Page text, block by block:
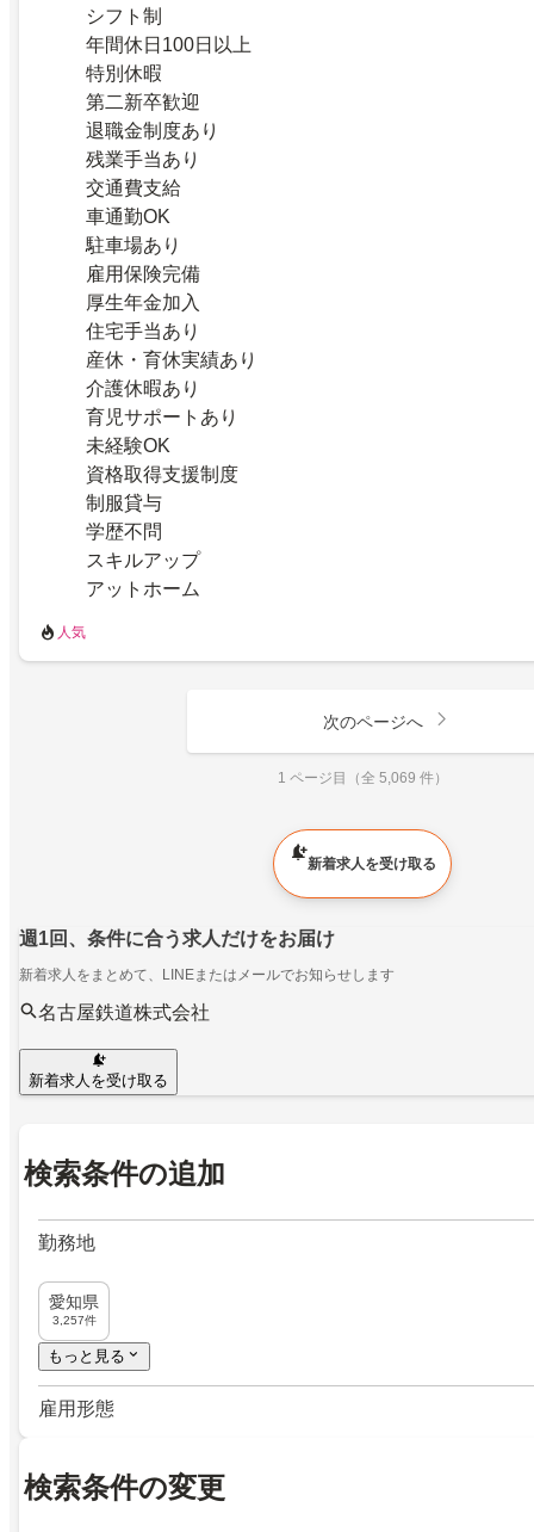
シフト制
年間休日100日以上
特別休暇
第二新卒歓迎
退職金制度あり
残業手当あり
交通費支給
車通勤OK
駐車場あり
雇用保険完備
厚生年金加入
住宅手当あり
産休・育休実績あり
介護休暇あり
育児サポートあり
未経験OK
資格取得支援制度
制服貸与
学歴不問
スキルアップ
アットホーム
人気
次のページへ
1 ページ目（全 5,069 件）
新着求人を受け取る
週1回、条件に合う求人だけをお届け
新着求人をまとめて、LINEまたはメールでお知らせします
名古屋鉄道株式会社
新着求人を受け取る
検索条件の追加
勤務地
愛知県
3,257件
もっと見る
雇用形態
検索条件の変更